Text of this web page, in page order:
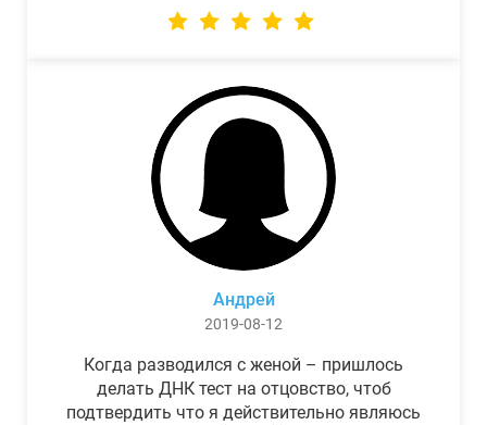
Андрей
2019-08-12
Когда разводился с женой – пришлось
делать ДНК тест на отцовство, чтоб
подтвердить что я действительно являюсь